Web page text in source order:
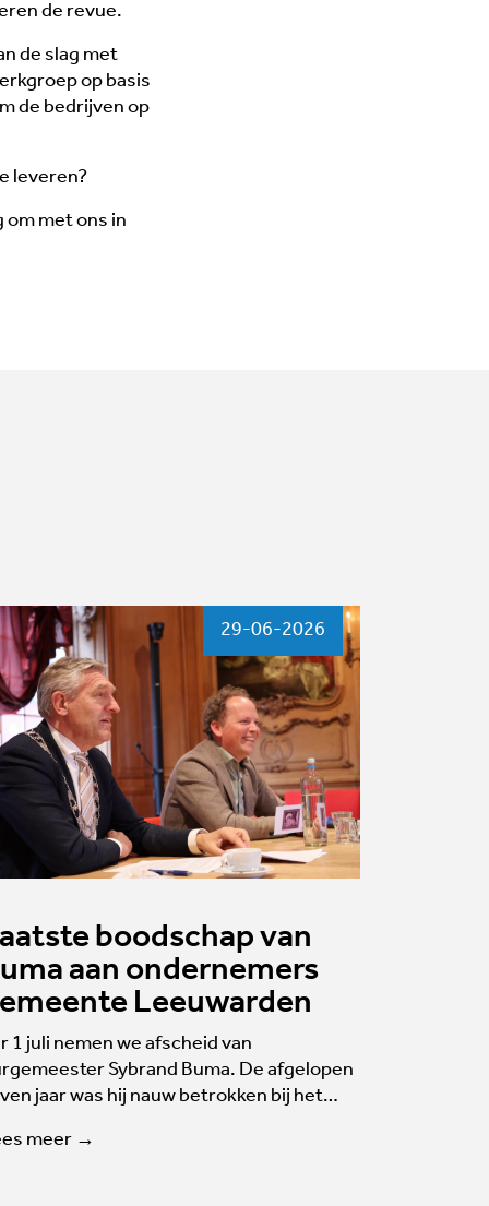
de revue.
de slag met
op basis
de bedrijven op
leveren?
met ons in
29-06-2026
boodschap van
aan ondernemers
Leeuwarden
1 juli nemen we afscheid van
Sybrand Buma. De afgelopen
jaar was hij nauw betrokken bij het…
meer →